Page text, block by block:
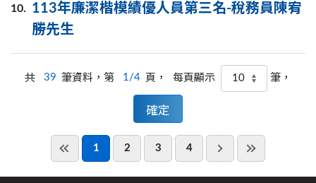
10.
113年廉潔楷模績優人員第三名-稅務員陳宥
勝先生
共 39 筆資料，第 1/4 頁， 每頁顯示 筆，
1 2 3 4